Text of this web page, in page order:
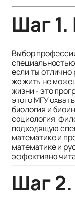
Шаг
Выбор
специальностью
если ты
же жить не
жизни - это
этого МГУ
биология и
социология,
подходящую
математике и
математике и
эффективно
Шаг